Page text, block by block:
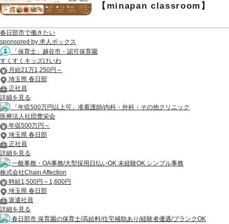
【minapan classroom】
春日部市で働きたい
sponsored by 求人ボックス
「保育士」越谷市・認可保育園
すくすくキッズけいわ
月給21万1,250円～
埼玉県 春日部
正社員
詳細を見る
「年収500万円以上可」准看護師/内科・外科・その他クリニック
医療法人社団豊栄会
年収500万円～
埼玉県 春日部
正社員
詳細を見る
一般事務・OA事務/大型採用日払いOK 未経験OK シンプル事務
株式会社Chain Affection
時給1,500円～1,600円
埼玉県 春日部
派遣社員
詳細を見る
春日部市 保育園の保育士/高給料/住宅補助あり/経験者優遇/ブランクOK